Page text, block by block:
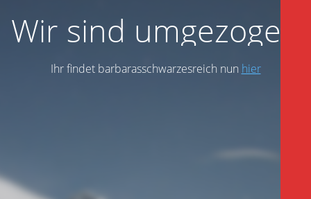
Wir sind umgezogen
Ihr findet barbarasschwarzesreich nun hier